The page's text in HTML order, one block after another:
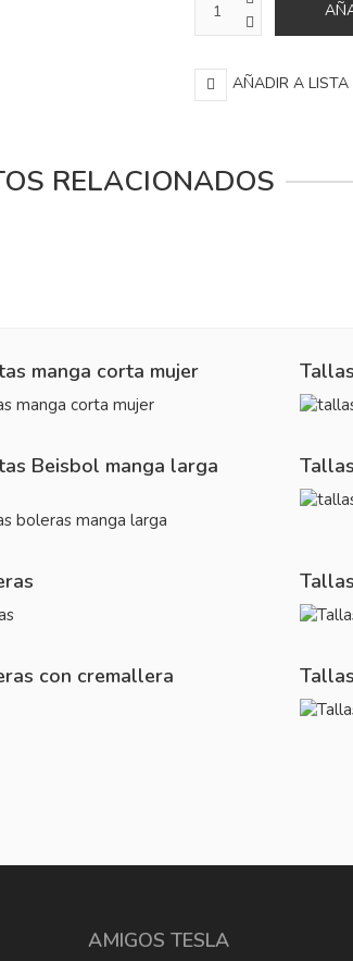
AÑADIR A LISTA
RELACIONADOS
manga corta mujer
Beisbol manga larga
con cremallera
AMIGOS TESLA